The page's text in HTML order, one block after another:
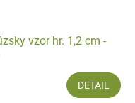
vzor hr. 1,2 cm -
DETAIL